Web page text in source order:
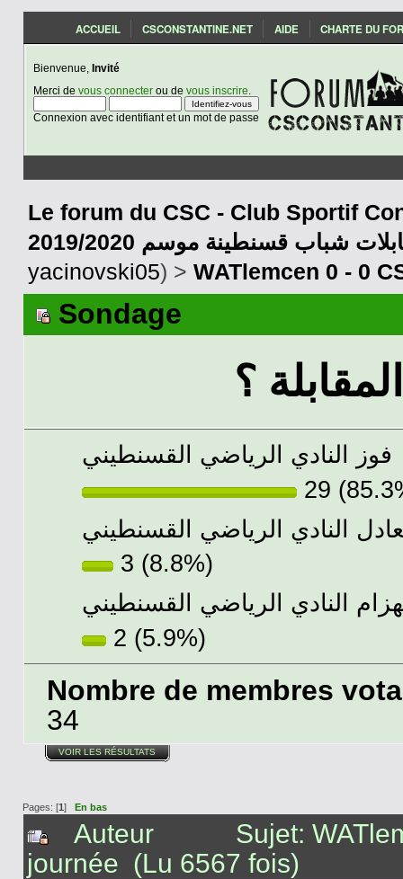
ACCUEIL CSCONSTANTINE.NET AIDE CHARTE DU
Bienvenue, Invité
Merci de vous connecterou de vous inscrire
Connexion avec identifiant et un mot de passe
Le forum du CSC - Club Sportif
2020 مقابلات شباب قسنطينة موسم
yacinovski05) > WATlemcen 0 - 0
Sondage
؟
فوز النادي الرياضي القسنطيني
29
النادي الرياضي القسنطيني
3 (8.8%)
النادي الرياضي القسنطيني
2 (5.9%)
Nombre de membres
34
VOIR LES RÉSULTATS
Pages: [1] En bas
Auteur
Sujet:
journée (Lu 6567 fois)